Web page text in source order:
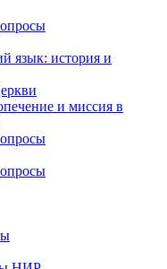
язык: история и
и миссия в